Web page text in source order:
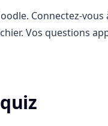
Connectez-
Vos questions